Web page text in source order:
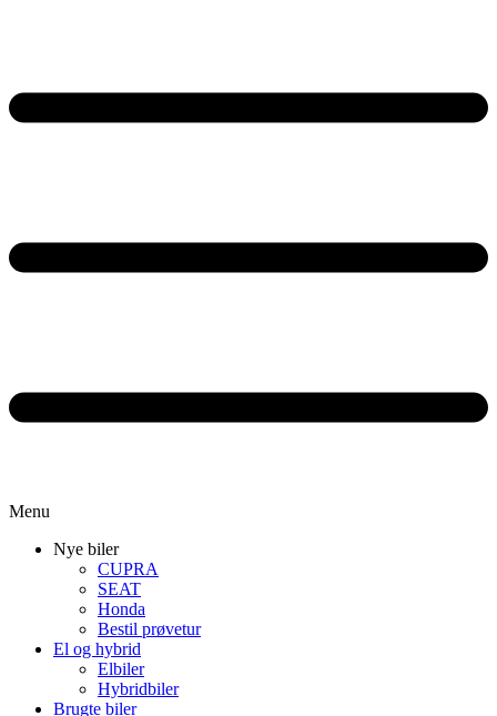
Menu
Nye biler
CUPRA
SEAT
Honda
Bestil prøvetur
El og hybrid
Elbiler
Hybridbiler
Brugte biler